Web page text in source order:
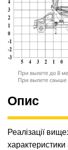
Опис
Реалізації